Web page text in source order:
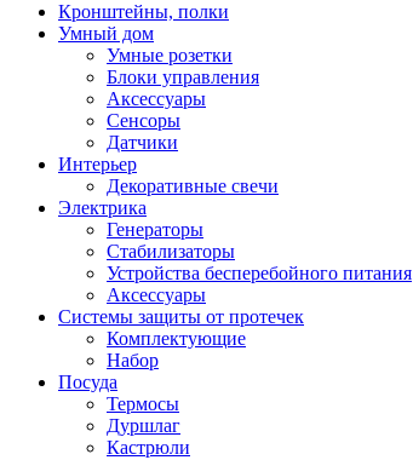
Кронштейны, полки
Умный дом
Умные розетки
Блоки управления
Аксессуары
Сенсоры
Датчики
Интерьер
Декоративные свечи
Электрика
Генераторы
Стабилизаторы
Устройства бесперебойного питания
Аксессуары
Системы защиты от протечек
Комплектующие
Набор
Посуда
Термосы
Дуршлаг
Кастрюли